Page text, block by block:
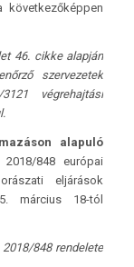
következőképpen
46. cikke alapján
szervezetek
végrehajtási
alapuló
848 európai
eljárások
március 18-tól
848 rendelete